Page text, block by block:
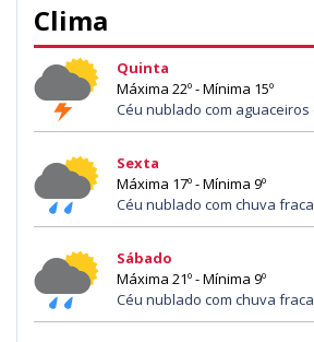
Clima
Quinta
Máxima 22º - Mínima 15º
Céu nublado com
Sexta
Máxima 17º - Mínima 9º
Céu nublado com chuva fraca
Sábado
Máxima 21º - Mínima 9º
Céu nublado com chuva fraca